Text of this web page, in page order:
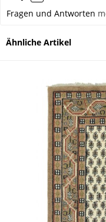
Fragen und Antworten
Ähnliche Artikel